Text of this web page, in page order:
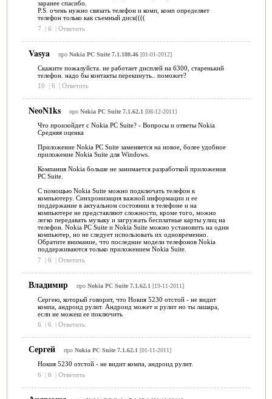
заранее спасибо.
P.S. очень нужно связать телефон и комп, комп определяет
телефон только как съемный диск((((
7
| 6 | Ответить
Vasya про Nokia PC Suite 7.1.180.46[01-01-2012]
Скажите пожалуйста. не работает дисплей на 6300, старенький
телефон. надо бы контакты перекинуть.. поможет?
10
| 6 | Ответить
NeoN1ks про Nokia PC Suite 7.1.62.1 [08-12-2011]
Что произойдет с Nokia PC Suite? - Вопросы и ответы Nokia
Средняя оценка
Приложение Nokia PC Suite заменяется на новое, более удобное
приложение Nokia Suite для Windows.
Компания Nokia больше не занимается разработкой приложения
PC Suite.
С помощью Nokia Suite можно подключать телефон к
компьютеру. Синхронизация важной информации и ее
поддержание в актуальном состоянии в телефоне и на
компьютере не представляют сложности, кроме того, можно
легко передавать музыку и загружать бесплатные карты улиц на
телефон. Nokia PC Suite и Nokia Suite можно установить на один
компьютер, но не следует использовать их одновременно.
Обратите внимание, что последние модели телефонов Nokia
поддерживаются только приложением Nokia Suite.
7
| 6 | Ответить
Владимир про Nokia PC Suite 7.1.62.1 [19-11-2011]
Сергею, который говорит, что Нокия 5230 отстой - не видит
компа, андроид рулит. Андроид может и рулит но ты лашара,
если не можеш ее поключить
6
| 6 | Ответить
Сергей про Nokia PC Suite 7.1.62.1 [01-11-2011]
Нокия 5230 отстой - не видит компа, андроид рулит.
6
| 6 | Ответить